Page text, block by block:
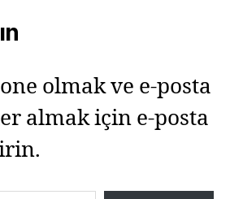
olmak ve e-posta
almak için e-posta